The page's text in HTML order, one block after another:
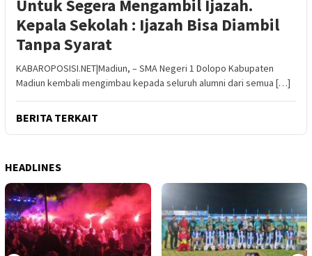
Untuk Segera Mengambil Ijazah.
Kepala Sekolah : Ijazah Bisa Diambil
Tanpa Syarat
KABAROPOSISI.NET|Madiun, – SMA Negeri 1 Dolopo Kabupaten
Madiun kembali mengimbau kepada seluruh alumni dari semua […]
BERITA TERKAIT
HEADLINES